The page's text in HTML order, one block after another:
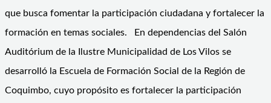
que busca fomentar la participación ciudadana y fortalecer la
formación en temas sociales. En dependencias del Salón
Auditórium de la Ilustre Municipalidad de Los Vilos se
desarrolló la Escuela de Formación Social de la Región de
Coquimbo, cuyo propósito es fortalecer la participación